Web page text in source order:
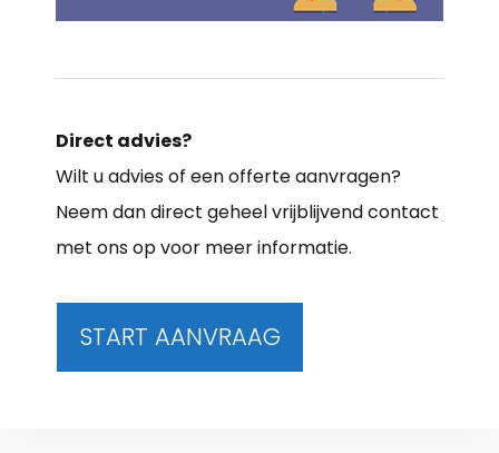
Direct advies?
Wilt u advies of een offerte aanvragen?
Neem dan direct geheel vrijblijvend contact
met ons op voor meer informatie.
START AANVRAAG